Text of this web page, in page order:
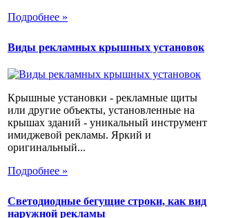
Подробнее »
Виды рекламных крышных установок
Крышные установки - рекламные щиты
или другие объекты, установленные на
крышах зданий - уникальный инструмент
имиджевой рекламы. Яркий и
оригинальный...
Подробнее »
Светодиодные бегущие строки, как вид
наружной рекламы